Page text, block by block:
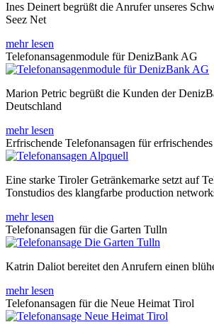
Ines Deinert begrüßt die Anrufer unseres
Seez Net
mehr lesen
Telefonansagenmodule für DenizBank AG
Marion Petric begrüßt die Kunden der
Deutschland
mehr lesen
Erfrischende Telefonansagen für
Eine starke Tiroler Getränkemarke setzt auf
Tonstudios des klangfarbe production
mehr lesen
Telefonansagen für die Garten Tulln
Katrin Daliot bereitet den Anrufern einen
mehr lesen
Telefonansagen für die Neue Heimat Tirol